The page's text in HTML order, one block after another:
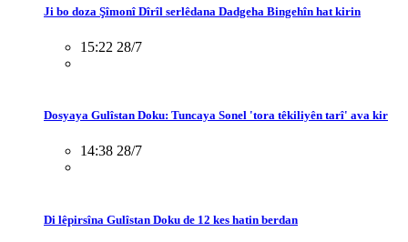
Ji bo doza Şîmonî Dîrîl serlêdana Dadgeha Bingehîn hat kirin
15:22 28/7
Dosyaya Gulîstan Doku: Tuncaya Sonel 'tora têkiliyên tarî' ava kir
14:38 28/7
Di lêpirsîna Gulîstan Doku de 12 kes hatin berdan